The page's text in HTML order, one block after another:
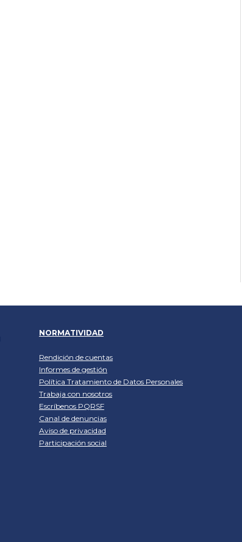
NORMATIVIDAD
Rendición de cuentas
Informes de gestión
Política Tratamiento de Datos Personales
Trabaja con nosotros
Escríbenos PQRSF
Canal de denuncias
Aviso de privacidad
Participación social